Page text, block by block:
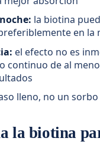
la biotina
en la
el efecto no es
continuo de al
lleno, no un sorbo
la biotina